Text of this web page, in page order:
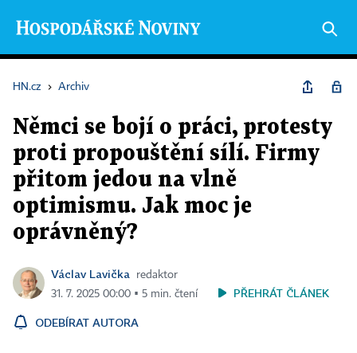
HN.cz › Archiv
Němci se bojí o práci, protesty
proti propouštění sílí. Firmy
přitom jedou na vlně
optimismu. Jak moc je
oprávněný?
Václav Lavička
redaktor
31. 7. 2025 00:00 ▪ 5 min. čtení
PŘEHRÁT ČLÁNEK
ODEBÍRAT AUTORA